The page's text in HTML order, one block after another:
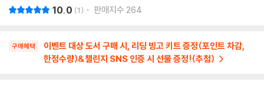
10.0 1 판매지수 264
구매혜택
이벤트 대상 도서 구매 시, 리딩 빙고 키트 증정(포인트 차감,
한정수량)&챌린지 SNS 인증 시 선물 증정!(추첨)